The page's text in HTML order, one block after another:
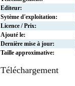
Editeur:
Sytème d'exploitation:
Licence / Prix:
Ajouté le:
Dernière mise à jour:
Taille approximative:
Téléchargement